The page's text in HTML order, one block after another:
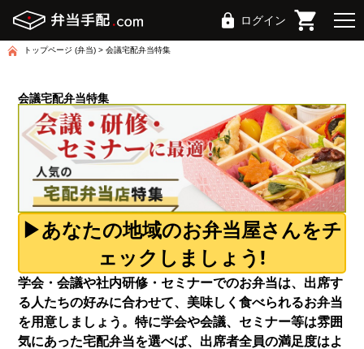
ログイン
トップページ (弁当) 会議宅配弁当特集
会議宅配弁当特集
▶あなたの地域のお弁当屋さんをチ
ェックしましょう!
学会・会議や社内研修・セミナーでのお弁当は、出席す
る人たちの好みに合わせて、美味しく食べられるお弁当
を用意しましょう。特に学会や会議、セミナー等は雰囲
気にあった宅配弁当を選べば、出席者全員の満足度はよ